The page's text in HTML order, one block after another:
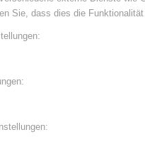
Sie, dass dies die